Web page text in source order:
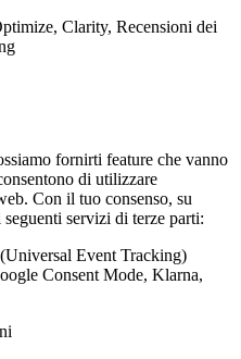
Clarity, Recensioni dei
fornirti feature che vanno
di utilizzare
Con il tuo consenso, su
servizi di terze parti:
Event Tracking)
Consent Mode, Klarna,